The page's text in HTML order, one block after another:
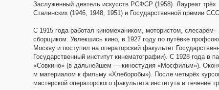
Заслуженный деятель искусств РСФСР (1958). Лауреат трёх
Сталинских (1946, 1948, 1951) и Государственной премии
С 1915 года работал киномехаником, мотористом, слесарем-
сборщиком. Увлекшись кино, в 1927 году по путёвке
Москву и поступил на операторский факультет
Государственный институт кинематографии). С 1928 года в
«Совкино» (в дальнейшем — киностудия «Мосфильм»).
м материалом к фильму «Хлеборобы»). После четырёх
мастерской операторского факультета института в